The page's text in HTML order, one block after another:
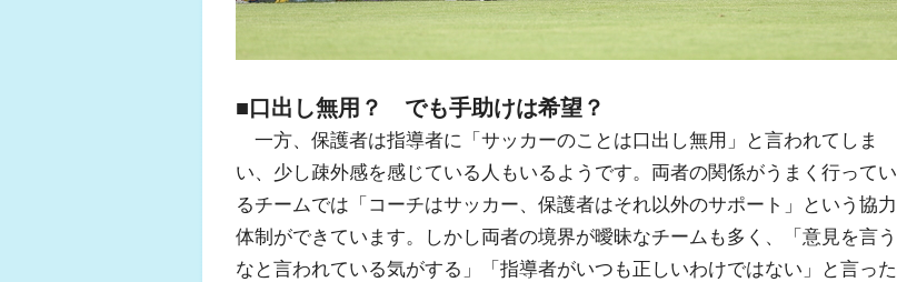
■口出し無用？ でも手助けは希望？
一方、保護者は指導者に「サッカーのことは口出し無用」と言われてしま
い、少し疎外感を感じている人もいるようです。両者の関係がうまく行ってい
るチームでは「コーチはサッカー、保護者はそれ以外のサポート」という協力
体制ができています。しかし両者の境界が曖昧なチームも多く、「意見を言う
なと言われている気がする」「指導者がいつも正しいわけではない」と言った